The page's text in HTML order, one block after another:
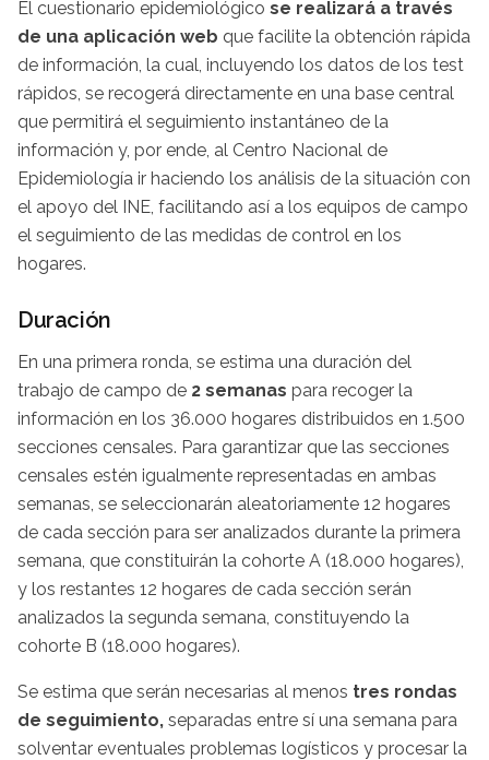
El cuestionario epidemiológico se realizará a través
de una aplicación web que facilite la obtención rápida
de información, la cual, incluyendo los datos de los test
rápidos, se recogerá directamente en una base central
que permitirá el seguimiento instantáneo de la
información y, por ende, al Centro Nacional de
Epidemiología ir haciendo los análisis de la situación con
el apoyo del INE, facilitando así a los equipos de campo
el seguimiento de las medidas de control en los
hogares.
Duración
En una primera ronda, se estima una duración del
trabajo de campo de 2 semanas para recoger la
información en los 36.000 hogares distribuidos en 1.500
secciones censales. Para garantizar que las secciones
censales estén igualmente representadas en ambas
semanas, se seleccionarán aleatoriamente 12 hogares
de cada sección para ser analizados durante la primera
semana, que constituirán la cohorte A (18.000 hogares),
y los restantes 12 hogares de cada sección serán
analizados la segunda semana, constituyendo la
cohorte B (18.000 hogares).
Se estima que serán necesarias al menos tres rondas
de seguimiento, separadas entre sí una semana para
solventar eventuales problemas logísticos y procesar la